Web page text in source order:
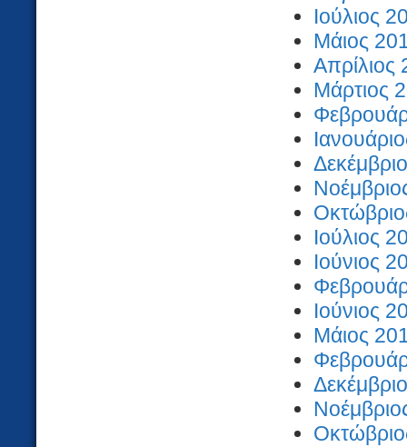
Ιούλιος
Μάιος
Απρίλιος
Μάρτιος
Ιούλιος
Ιούνιος
Ιούνιος
Μάιος